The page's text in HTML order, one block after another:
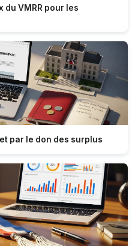
VMRR pour les
par le don des surplus